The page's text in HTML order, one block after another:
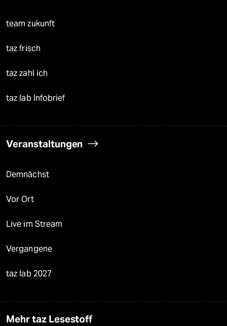
team zukunft
taz frisch
taz zahl ich
taz lab Infobrief
Veranstaltungen
Demnächst
Vor Ort
Live im Stream
Vergangene
taz lab 2027
Mehr taz Lesestoff